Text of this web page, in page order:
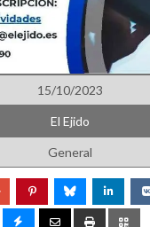
15/10/2023
El Ejido
General